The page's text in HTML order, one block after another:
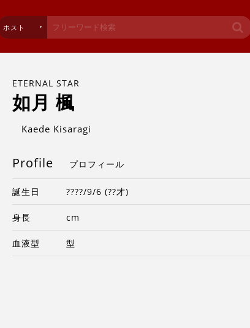
ホスト
ETERNAL STAR
如月 楓
Kaede Kisaragi
Profile プロフィール
誕生日 ????/9/6 (??才)
身長 cm
血液型 型